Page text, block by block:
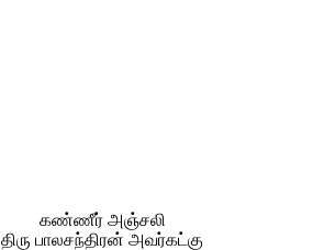
கண்ணீர் அஞ்சலி
திரு பாலசந்திரன் அவர்கட்கு